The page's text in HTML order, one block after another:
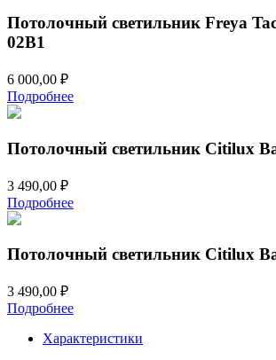
Потолочный светильник Freya
02B1
6 000,00 ₽
Подробнее
Потолочный светильник Citilux
3 490,00 ₽
Подробнее
Потолочный светильник Citilux
3 490,00 ₽
Подробнее
Характеристики